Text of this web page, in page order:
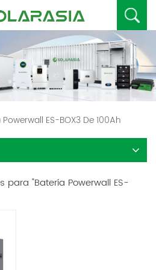
ES-BOX3 De 100Ah
para "Batería Powerwall ES-